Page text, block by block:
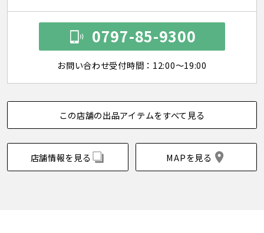
0797-85-9300
お問い合わせ受付時間：12:00～19:00
この店舗の出品アイテムをすべて見る
店舗情報を見る MAPを見る